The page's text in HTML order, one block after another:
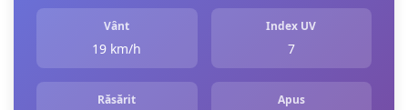
Vânt
19 km/h
Index UV
7
Răsărit Apus